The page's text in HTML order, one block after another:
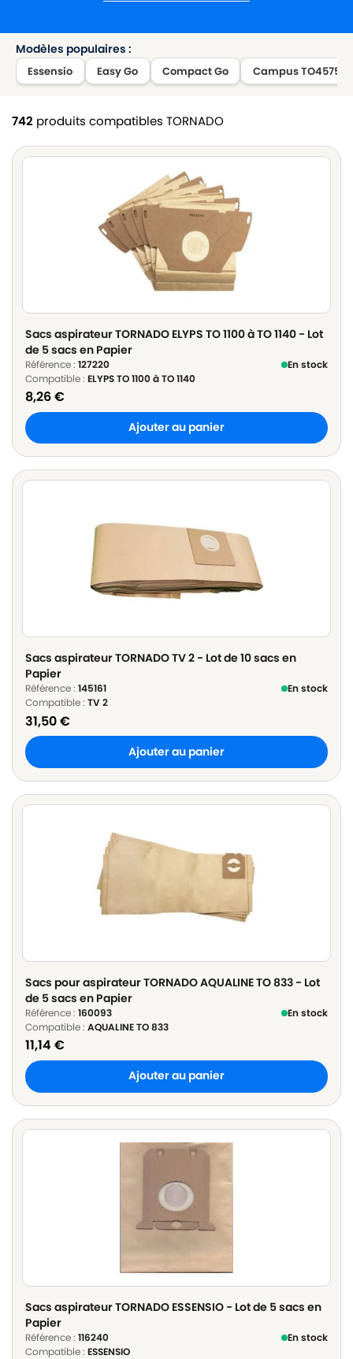
Modèles populaires :
Essensio Easy Go Compact Go Campus TO4575
742 produits compatibles TORNADO
Sacs aspirateur TORNADO ELYPS TO 1100 à TO 1140 - Lot
de 5 sacs en Papier
Référence : 127220
En stock
Compatible : ELYPS TO 1100 à TO 1140
8,26€
Ajouter au panier
Sacs aspirateur TORNADO TV 2 - Lot de 10 sacs en
Papier
Référence : 145161
En stock
Compatible : TV 2
31,50€
Ajouter au panier
Sacs pour aspirateur TORNADO AQUALINE TO 833 - Lot
de 5 sacs en Papier
Référence : 160093
En stock
Compatible : AQUALINE TO 833
11,14 €
Ajouter au panier
Sacs aspirateur TORNADO ESSENSIO - Lot de 5 sacs en
Papier
Référence : 116240
En stock
Compatible : ESSENSIO